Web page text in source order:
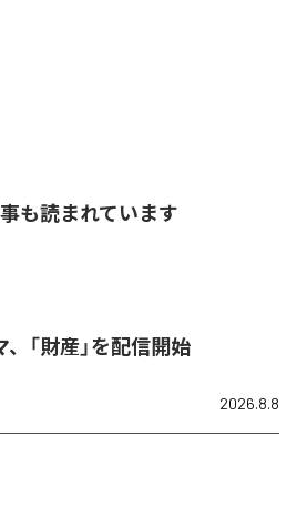
も読まれています
「財産」を配信開始
2026.8.8